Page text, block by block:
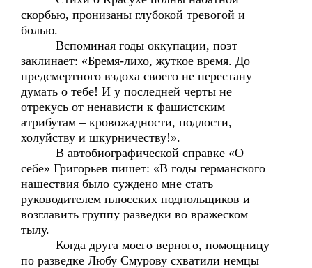
скорбью, пронизаны глубокой тревогой и
болью.
Вспоминая годы оккупации, поэт
заклинает: «Бремя-лихо, жуткое время. До
предсмертного вздоха своего не перестану
думать о тебе! И у последней черты не
отрекусь от ненависти к фашистским
атрибутам – кровожадности, подлости,
холуйству и шкурничеству!».
В автобиографической справке «О
себе» Григорьев пишет: «В годы германского
нашествия было суждено мне стать
руководителем плюсских подпольщиков и
возглавить группу разведки во вражеском
тылу.
Когда друга моего верного, помощницу
по разведке Любу Смурову схватили немцы